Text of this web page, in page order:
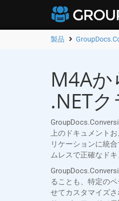
製品
M4A
.NET
上のドキュメント
リケーションに統
ムレスで正確なドキ
ることも、特定の
せてカスタマイズ